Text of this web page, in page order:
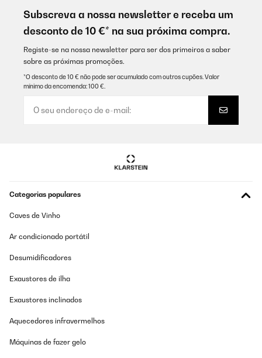
Subscreva a nossa newsletter e receba um
desconto de 10 €* na sua próxima compra.
Registe-se na nossa newsletter para ser dos primeiros a saber
sobre as próximas promoções.
*O desconto de 10 € não pode ser acumulado com outros cupões. Valor
mínimo da encomenda: 100 €.
Categorias populares
Caves de Vinho
Ar condicionado portátil
Desumidificadores
Exaustores de ilha
Exaustores inclinados
Aquecedores infravermelhos
Máquinas de fazer gelo